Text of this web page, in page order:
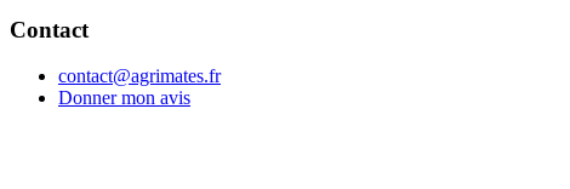
Contact
contact@agrimates.fr
Donner mon avis